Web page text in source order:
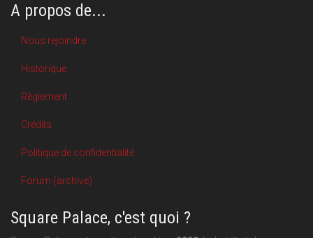
A propos de...
Nous rejoindre
Historique
Règlement
Crédits
Politique de confidentialité
Forum (archive)
Square Palace, c'est quoi ?